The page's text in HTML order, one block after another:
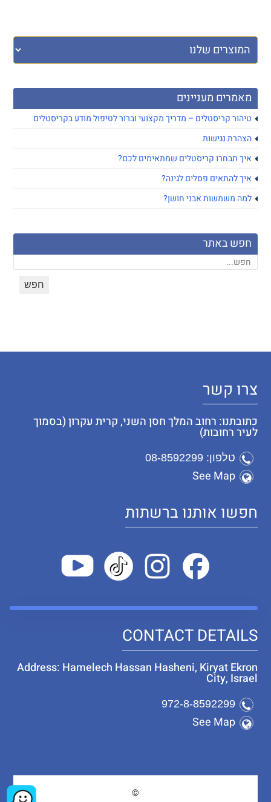
מאמרים מעניינים
טיהור קריסטלים – מדריך מקצועי וברור לטיפול מודע בקריסטלים
הצהרת נגישות
איך תבחרו קריסטלים שמתאימים לכם?
איך להתאים פסלים לגינה?
למה משמשות אבני חושן?
חפש באתר
צרו קשר
כתובתנו: רחוב המלך חסן השני, קרית עקרון (בסמוך
לעיר רחובות)
טלפון: 08-8592299
See Map
חפשו אותנו ברשתות
CONTACT DETAILS
Address: Hamelech Hassan Hasheni, Kiryat Ekron
City, Israel
972-8-8592299
See Map
©